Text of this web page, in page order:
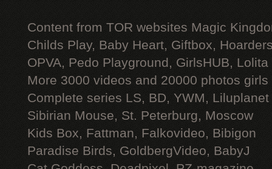
Content from TOR websites Magic
Childs Play, Baby Heart, Giftbox,
OPVA, Pedo Playground, GirlsHUB, Lolita
More 3000 videos and 20000 photos
Complete series LS, BD, YWM, Liluplanet
Sibirian Mouse, St. Peterburg, Moscow
Kids Box, Fattman, Falkovideo, Bibigon
Paradise Birds, GoldbergVideo, BabyJ